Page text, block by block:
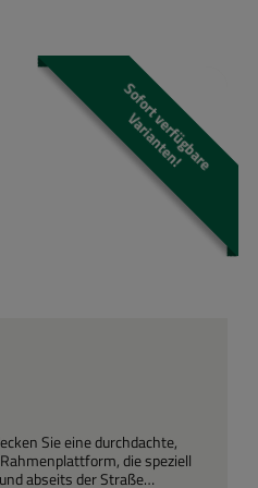
Sie eine durchdachte,
die speziell
abseits der Straße
S
o
f
o
r
t
v
e
r
f
ü
g
b
a
r
e
V
a
r
i
a
n
t
e
n
!